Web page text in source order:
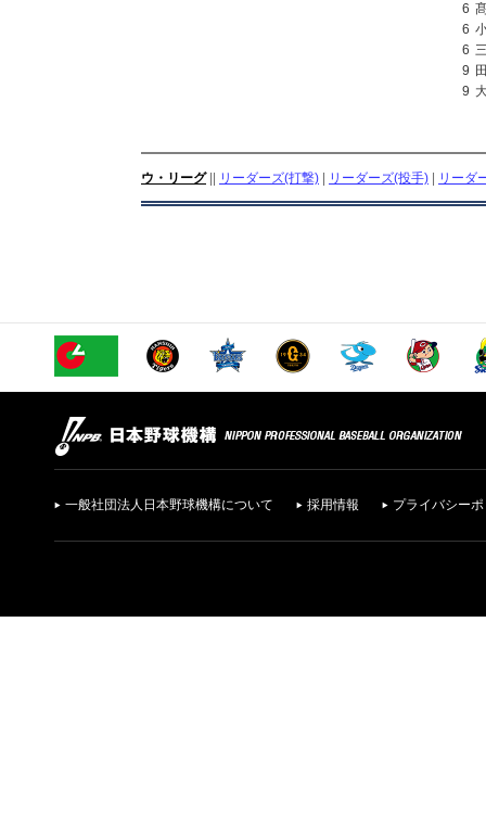
6
6
6
9
9
ウ・リーグ|| リーダーズ(打撃) リーダーズ(投手) リーダ
一般社団法人日本野球機構について 採用情報 プライバシー